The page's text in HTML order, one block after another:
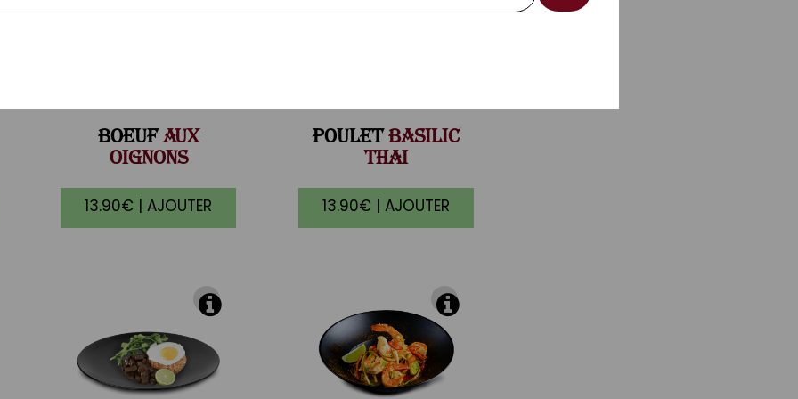
BOEUFAUX
OIGNONS
13.90€ | AJOUTER
POULETBASILIC
THAI
13.90€ | AJOUTER